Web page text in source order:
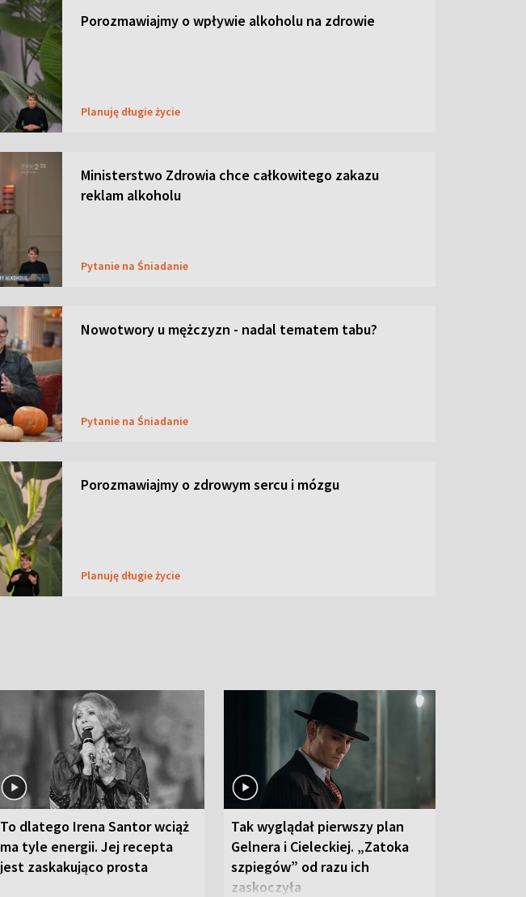
Porozmawiajmy o wpływie alkoholu na zdrowie
Planuję długie życie
Ministerstwo Zdrowia chce całkowitego zakazu
reklam alkoholu
Pytanie na Śniadanie
Nowotwory u mężczyzn - nadal tematem tabu?
Pytanie na Śniadanie
Porozmawiajmy o zdrowym sercu i mózgu
Planuję długie życie
To dlatego Irena Santor wciąż
ma tyle energii. Jej recepta
jest zaskakująco prosta
Tak wyglądał pierwszy plan
Gelnera i Cieleckiej. „Zatoka
szpiegów” od razu ich
zaskoczyła